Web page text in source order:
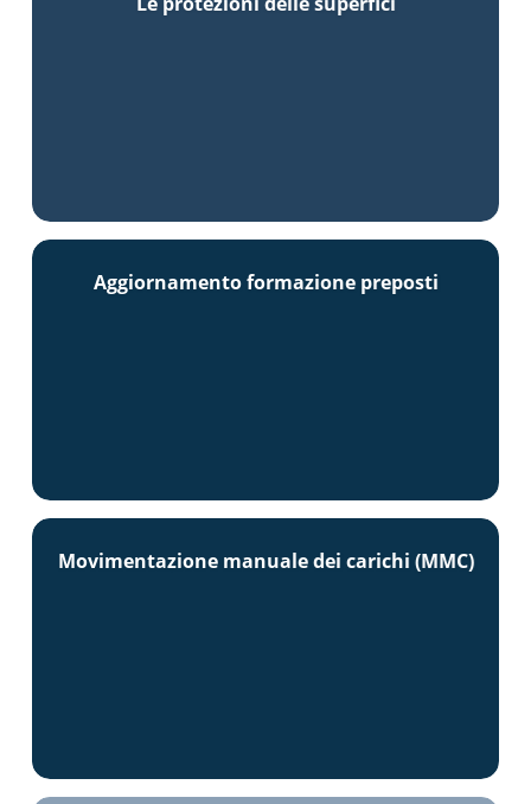
Aggiornamento formazione preposti
Movimentazione manuale dei carichi (MMC)